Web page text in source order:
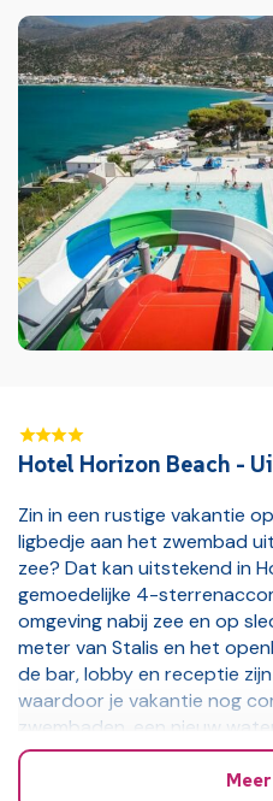
Hotel Horizon Beach -
Zin in een rustige vakantie
ligbedje aan het zwembad
zee? Dat kan uitstekend in
gemoedelijke 4-
omgeving nabij zee en op
meter van Stalis en het
de bar, lobby en receptie
waardoor je vakantie nog
zwembaden, een nieuw
verzorging maken van je